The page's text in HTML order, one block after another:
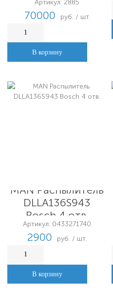
Артикул: 2885
70000 руб. / шт.
В корзину
MAN Распылитель
DLLA136S943
Bosch 4 отв.
Артикул: 0433271740
2900 руб. / шт.
В корзину